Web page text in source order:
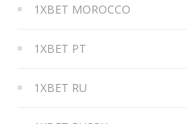
1XBET MOROCCO
1XBET PT
1XBET RU